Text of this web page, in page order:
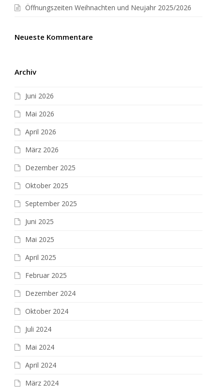
Öffnungszeiten Weihnachten und Neujahr 2025/2026
Neueste Kommentare
Archiv
Juni 2026
Mai 2026
April 2026
März 2026
Dezember 2025
Oktober 2025
September 2025
Juni 2025
Mai 2025
April 2025
Februar 2025
Dezember 2024
Oktober 2024
Juli 2024
Mai 2024
April 2024
März 2024